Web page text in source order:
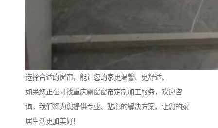
选择合适的窗帘，能让您的家更温馨、更舒适。
如果您正在寻找重庆飘窗窗帘定制加工服务，欢迎咨
询，我们将为您提供专业、贴心的解决方案，让您的家
居生活更加美好！